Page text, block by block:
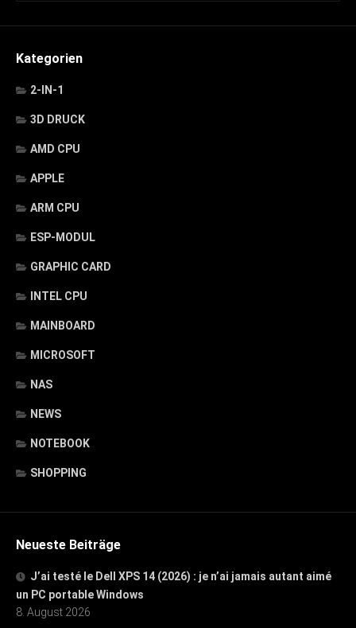
Kategorien
2-IN-1
3D DRUCK
AMD CPU
APPLE
ARM CPU
ESP-MODUL
GRAPHIC CARD
INTEL CPU
MAINBOARD
MICROSOFT
NAS
NEWS
NOTEBOOK
SHOPPING
Neueste Beiträge
J’ai testé le Dell XPS 14 (2026) : je n’ai jamais autant aimé
un PC portable Windows
8. August 2026